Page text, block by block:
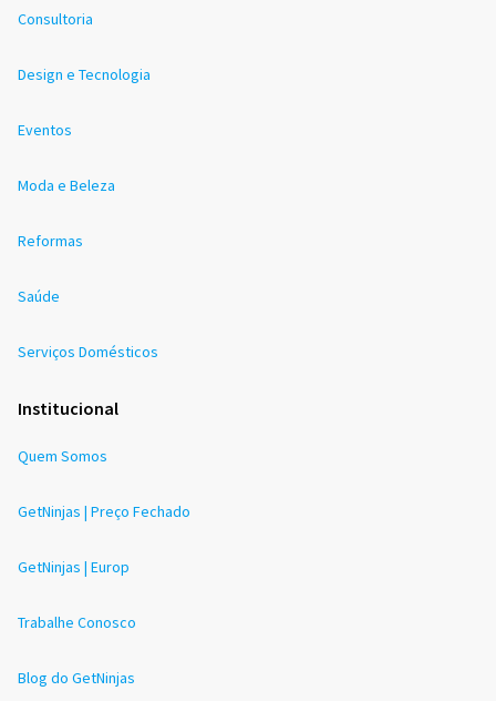
Consultoria
Design e Tecnologia
Eventos
Moda e Beleza
Reformas
Saúde
Serviços Domésticos
Institucional
Quem Somos
GetNinjas | Preço Fechado
GetNinjas | Europ
Trabalhe Conosco
Blog do GetNinjas